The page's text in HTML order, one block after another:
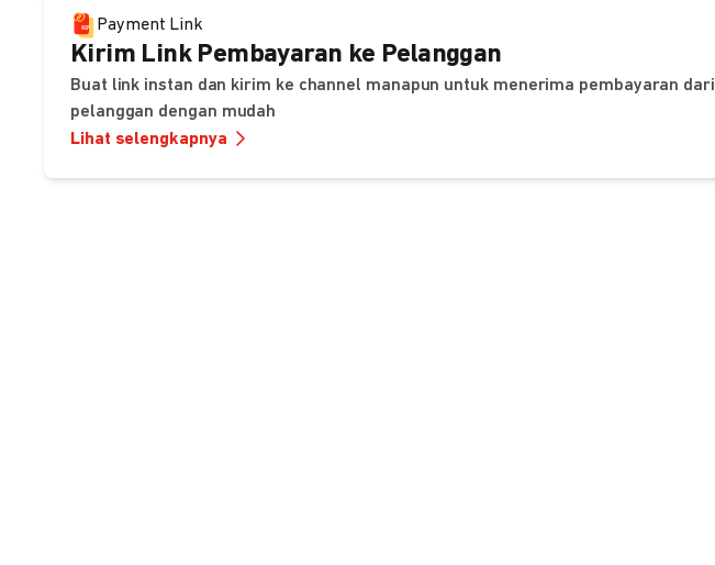
Payment Link
Kirim Link Pembayaran ke Pelanggan
Buat link instan dan kirim ke channel manapun untuk menerima pembayaran dari
pelanggan dengan mudah
Lihat selengkapnya